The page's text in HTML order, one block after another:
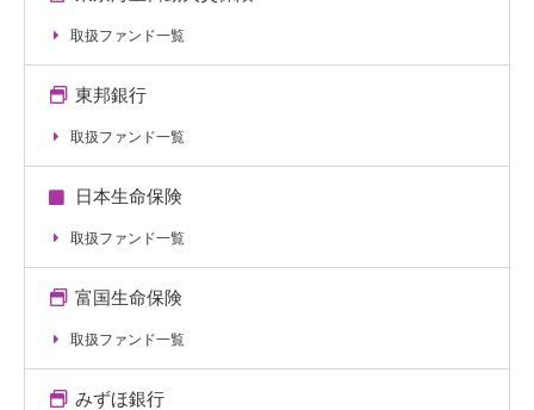
取扱ファンド一覧
東邦銀行
取扱ファンド一覧
日本生命保険
取扱ファンド一覧
富国生命保険
取扱ファンド一覧
みずほ銀行